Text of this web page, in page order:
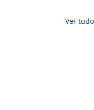
Ver tudo